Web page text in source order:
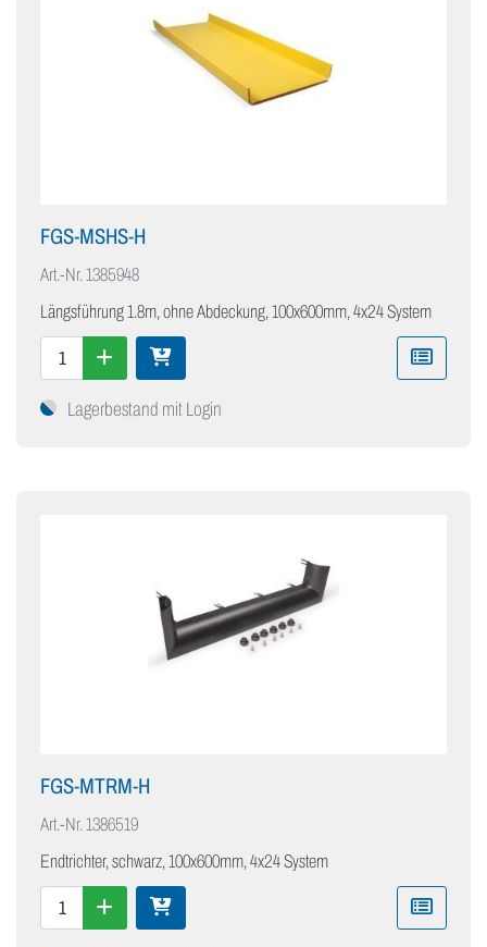
FGS-MSHS-H
Art.-Nr.1385948
Längsführung 1.8m, ohne Abdeckung, 100x600mm, 4x24 System
Lagerbestand mit Login
FGS-MTRM-H
Art.-Nr.1386519
Endtrichter, schwarz, 100x600mm, 4x24 System